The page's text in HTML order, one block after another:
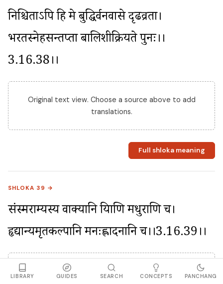
निश्चिताऽपि हि मे बुद्धिर्वनवासे दृढव्रता।
भरतस्नेहसन्तप्ता बालिशीक्रियते पुनः।।
3.16.38।।
Original text view. Choose a source above to add
translations.
Full shloka meaning
SHLOKA 39 →
संस्मराम्यस्य वाक्यानि प्रियाणि मधुराणि च।
हृद्यान्यमृतकल्पानि मनःप्रह्लादनानि च।।3.16.39।।
Original text view. Choose a source above to add
LIBRARY GUIDES SEARCH CONCEPTS PANCHANG